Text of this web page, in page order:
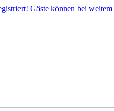
Gäste können bei